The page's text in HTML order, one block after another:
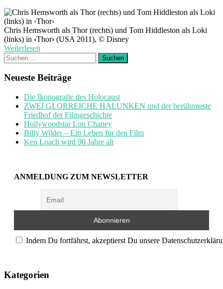
Chris Hemsworth als Thor (rechts) und Tom Hiddleston als Loki
(links) in ‹Thor› (USA 2011), © Disney
Weiterlesen
Suchen
nach:
Neueste Beiträge
Die Ikonografie des Holocaust
ZWEI GLORREICHE HALUNKEN und der berühmteste
Friedhof der Filmgeschichte
Hollywoodstar Lon Chaney
Billy Wilder – Ein Leben für den Film
Ken Loach wird 90 Jahre alt
ANMELDUNG ZUM NEWSLETTER
Indem Du fortfährst, akzeptierst Du unsere
Kategorien